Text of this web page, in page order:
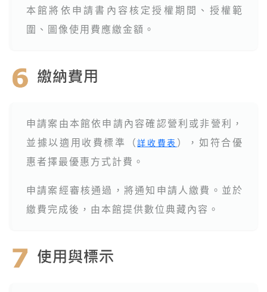
本館將依申請書內容核定授權期間、授權範
圍、圖像使用費應繳金額。
申請案由本館依申請內容確認營利或非營利，
並據以適用收費標準（詳收費表 ），如符合優
惠者擇最優惠方式計費。
申請案經審核通過，將通知申請人繳費。並於
繳費完成後，由本館提供數位典藏內容。